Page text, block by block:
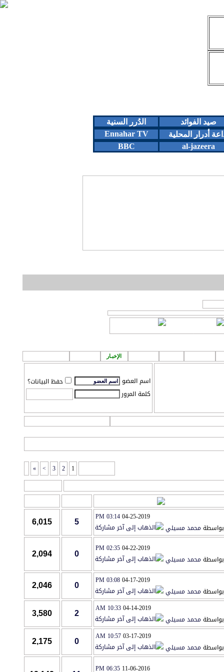
صيد الفوائد
الدُرر السنية
أدرار المحلية
Ennahar TV
al-jazeera
BBC
الإخبـار
اسم العضو
حفظ البيانات؟
كلمة المرور
1
2
3
>
»
04-25-2019
03:14 PM
بواسطة محمد مسيلي
5
6,015
04-22-2019
02:35 PM
بواسطة محمد مسيلي
0
2,094
04-17-2019
03:08 PM
بواسطة محمد مسيلي
0
2,046
04-14-2019
10:33 AM
بواسطة محمد مسيلي
2
3,580
03-17-2019
10:57 AM
بواسطة محمد مسيلي
0
2,175
11-06-2016
06:35 PM